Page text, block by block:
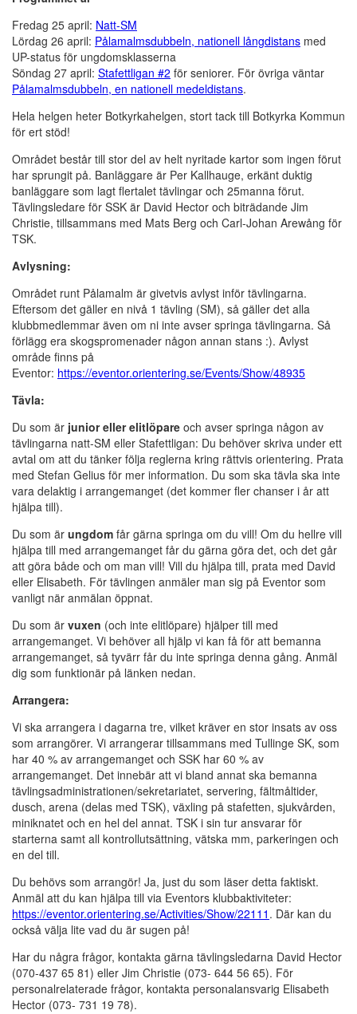
Fredag 25 april: Natt-SM
Lördag 26 april: Pålamalmsdubbeln, nationell långdistans med
UP-status för ungdomsklasserna
Söndag 27 april: Stafettligan #2 för seniorer. För övriga väntar
Pålamalmsdubbeln, en nationell medeldistans.
Hela helgen heter Botkyrkahelgen, stort tack till Botkyrka Kommun
för ert stöd!
Området består till stor del av helt nyritade kartor som ingen förut
har sprungit på. Banläggare är Per Kallhauge, erkänt duktig
banläggare som lagt flertalet tävlingar och 25manna förut.
Tävlingsledare för SSK är David Hector och biträdande Jim
Christie, tillsammans med Mats Berg och Carl-Johan Arewång för
TSK.
Avlysning:
Området runt Pålamalm är givetvis avlyst inför tävlingarna.
Eftersom det gäller en nivå 1 tävling (SM), så gäller det alla
klubbmedlemmar även om ni inte avser springa tävlingarna. Så
förlägg era skogspromenader någon annan stans :). Avlyst
område finns på
Eventor: https://eventor.orientering.se/Events/Show/48935
Tävla:
Du som är junior eller elitlöpare och avser springa någon av
tävlingarna natt-SM eller Stafettligan: Du behöver skriva under ett
avtal om att du tänker följa reglerna kring rättvis orientering. Prata
med Stefan Gelius för mer information. Du som ska tävla ska inte
vara delaktig i arrangemanget (det kommer fler chanser i år att
hjälpa till).
Du som är ungdom får gärna springa om du vill! Om du hellre vill
hjälpa till med arrangemanget får du gärna göra det, och det går
att göra både och om man vill! Vill du hjälpa till, prata med David
eller Elisabeth. För tävlingen anmäler man sig på Eventor som
vanligt när anmälan öppnat.
Du som är vuxen (och inte elitlöpare) hjälper till med
arrangemanget. Vi behöver all hjälp vi kan få för att bemanna
arrangemanget, så tyvärr får du inte springa denna gång. Anmäl
dig som funktionär på länken nedan.
Arrangera:
Vi ska arrangera i dagarna tre, vilket kräver en stor insats av oss
som arrangörer. Vi arrangerar tillsammans med Tullinge SK, som
har 40 % av arrangemanget och SSK har 60 % av
arrangemanget. Det innebär att vi bland annat ska bemanna
tävlingsadministrationen/sekretariatet, servering, fältmåltider,
dusch, arena (delas med TSK), växling på stafetten, sjukvården,
miniknatet och en hel del annat. TSK i sin tur ansvarar för
starterna samt all kontrollutsättning, vätska mm, parkeringen och
en del till.
Du behövs som arrangör! Ja, just du som läser detta faktiskt.
Anmäl att du kan hjälpa till via Eventors klubbaktiviteter:
https://eventor.orientering.se/Activities/Show/22111 . Där kan du
också välja lite vad du är sugen på!
Har du några frågor, kontakta gärna tävlingsledarna David Hector
(070-437 65 81) eller Jim Christie (073- 644 56 65). För
personalrelaterade frågor, kontakta personalansvarig Elisabeth
Hector (073- 731 19 78).